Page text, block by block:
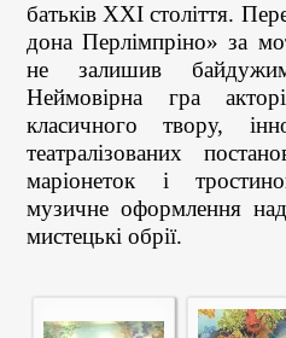
батьків ХХІ століття.
дона Перлімпріно» за
не залишив
Неймовірна гра
класичного твору,
театралізованих
маріонеток і
музичне оформлення
мистецькі обрії.